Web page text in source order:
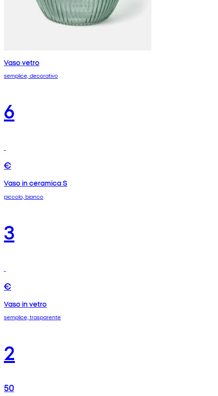
Vaso vetro
semplice, decorativo
6
€
Vaso in ceramica S
piccolo, bianco
3
€
Vaso in vetro
semplice, trasparente
2
50